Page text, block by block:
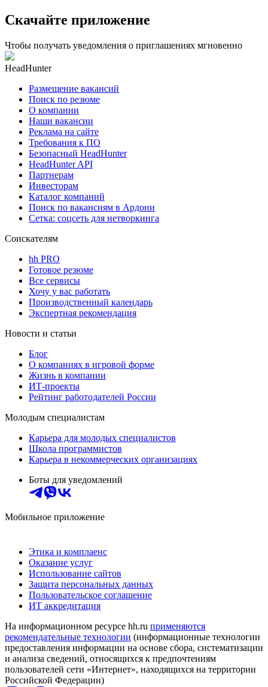
Скачайте приложение
Чтобы получать уведомления о приглашениях мгновенно
HeadHunter
Размещение вакансий
Поиск по резюме
О компании
Наши вакансии
Реклама на сайте
Требования к ПО
Безопасный HeadHunter
HeadHunter API
Партнерам
Инвесторам
Каталог компаний
Поиск по вакансиям в Ардони
Сетка: соцсеть для нетворкинга
Соискателям
hh PRO
Готовое резюме
Все сервисы
Хочу у вас работать
Производственный календарь
Экспертная рекомендация
Новости и статьи
Блог
О компаниях в игровой форме
Жизнь в компании
ИТ-проекты
Рейтинг работодателей России
Молодым специалистам
Карьера для молодых специалистов
Школа программистов
Карьера в некоммерческих организациях
Боты для уведомлений
Мобильное приложение
Этика и комплаенс
Оказание услуг
Использование сайтов
Защита персональных данных
Пользовательское соглашение
ИТ аккредитация
На информационном ресурсе hh.ru применяются
рекомендательные технологии (информационные технологии
предоставления информации на основе сбора, систематизации
и анализа сведений, относящихся к предпочтениям
пользователей сети «Интернет», находящихся на территории
Российской Федерации)